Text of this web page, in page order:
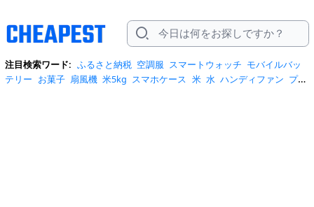
注目検索ワード: ふるさと納税 空調服 スマートウォッチ モバイルバッ
テリー お菓子 扇風機 米5kg スマホケース 米 水 ハンディファン プロ